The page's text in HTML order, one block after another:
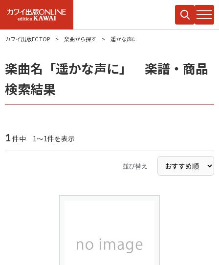
カワイ出版EC TOP 楽曲から探す 遥かな声に
楽曲名「遥かな声に」 楽譜・商品
検索結果
1 件中 1～1件を表示
並び替え